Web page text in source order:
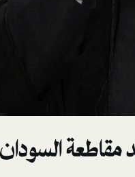
السودان